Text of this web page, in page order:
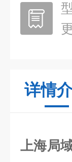
详情
上海局